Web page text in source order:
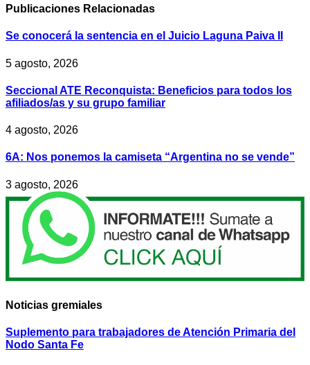
Publicaciones Relacionadas
Se conocerá la sentencia en el Juicio Laguna Paiva II
5 agosto, 2026
Seccional ATE Reconquista: Beneficios para todos los
afiliados/as y su grupo familiar
4 agosto, 2026
6A: Nos ponemos la camiseta “Argentina no se vende”
3 agosto, 2026
Noticias gremiales
Suplemento para trabajadores de Atención Primaria del
Nodo Santa Fe